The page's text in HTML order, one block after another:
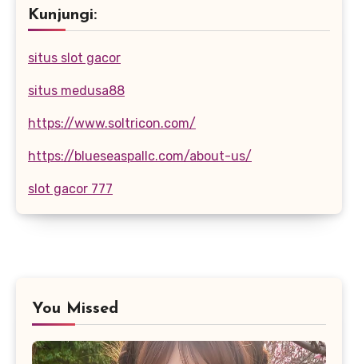
Kunjungi:
situs slot gacor
situs medusa88
https://www.soltricon.com/
https://blueseaspallc.com/about-us/
slot gacor 777
You Missed